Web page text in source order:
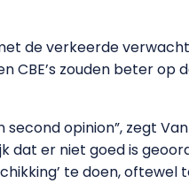
de verkeerde
zouden beter op
opinion”, zegt
er niet goed is
te doen, oftewel